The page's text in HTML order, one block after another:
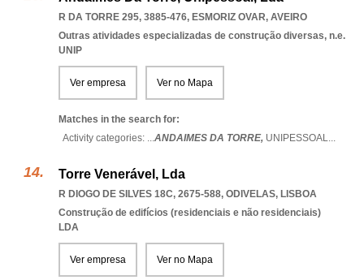
R DA TORRE 295, 3885-476, ESMORIZ OVAR, AVEIRO
Outras atividades especializadas de construção diversas, n.e.
UNIP
Ver empresa Ver no Mapa
Matches in the search for:
Activity categories: ...ANDAIMES DA TORRE, UNIPESSOAL...
Torre Venerável, Lda
R DIOGO DE SILVES 18C, 2675-588, ODIVELAS, LISBOA
Construção de edifícios (residenciais e não residenciais)
LDA
Ver empresa Ver no Mapa